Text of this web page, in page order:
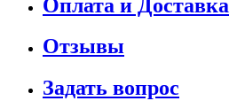
Оплата и Доставка
Отзывы
Задать вопрос